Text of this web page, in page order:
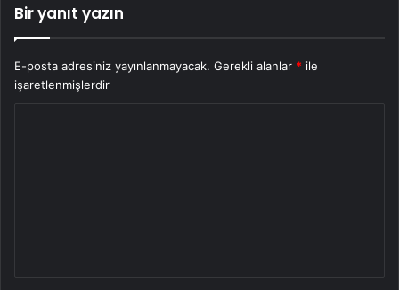
Bir yanıt yazın
E-posta adresiniz yayınlanmayacak. Gerekli alanlar * ile
işaretlenmişlerdir